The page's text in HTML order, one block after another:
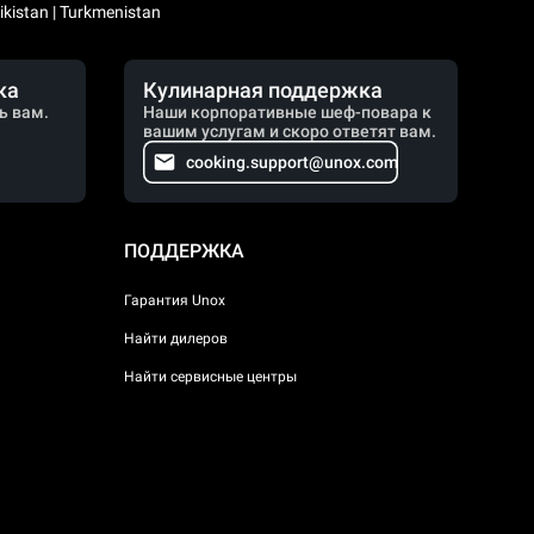
| Turkmenistan
вам.
Кулинарная поддержка
Наши корпоративные шеф-повара к
вашим услугам и скоро ответят вам.
cooking.support@unox.com
ПОДДЕРЖКА
Гарантия Unox
Найти дилеров
Найти сервисные центры